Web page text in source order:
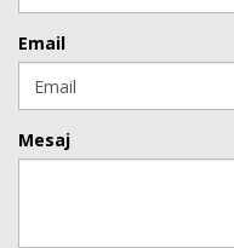
Email
Mesaj